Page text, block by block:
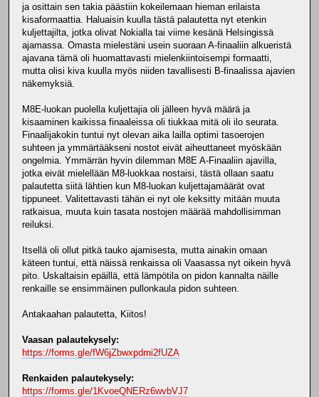
ja osittain sen takia päästiin kokeilemaan hieman erilaista
kisaformaattia. Haluaisin kuulla tästä palautetta nyt etenkin
kuljettajilta, jotka olivat Nokialla tai viime kesänä Helsingissä
ajamassa. Omasta mielestäni usein suoraan A-finaaliin alkueristä
ajavana tämä oli huomattavasti mielenkiintoisempi formaatti,
mutta olisi kiva kuulla myös niiden tavallisesti B-finaalissa ajavien
näkemyksiä.
M8E-luokan puolella kuljettajia oli jälleen hyvä määrä ja
kisaaminen kaikissa finaaleissa oli tiukkaa mitä oli ilo seurata.
Finaalijakokin tuntui nyt olevan aika lailla optimi tasoerojen
suhteen ja ymmärtääkseni nostot eivät aiheuttaneet myöskään
ongelmia. Ymmärrän hyvin dilemman M8E A-Finaaliin ajavilla,
jotka eivät mielellään M8-luokkaa nostaisi, tästä ollaan saatu
palautetta siitä lähtien kun M8-luokan kuljettajamäärät ovat
tippuneet. Valitettavasti tähän ei nyt ole keksitty mitään muuta
ratkaisua, muuta kuin tasata nostojen määrää mahdollisimman
reiluksi.
Itsellä oli ollut pitkä tauko ajamisesta, mutta ainakin omaan
käteen tuntui, että näissä renkaissa oli Vaasassa nyt oikein hyvä
pito. Uskaltaisin epäillä, että lämpötila on pidon kannalta näille
renkaille se ensimmäinen pullonkaula pidon suhteen.
Antakaahan palautetta, Kiitos!
Vaasan palautekysely:
https://forms.gle/fW6jZbwxpdmi2fUZA
Renkaiden palautekysely:
https://forms.gle/1KvoeQNERz6wvbVJ7